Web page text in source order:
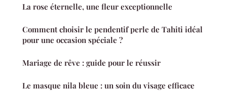
La rose éternelle, une fleur exceptionnelle
Comment choisir le pendentif perle de Tahiti idéal
pour une occasion spéciale ?
Mariage de rêve : guide pour le réussir
Le masque nila bleue : un soin du visage efficace